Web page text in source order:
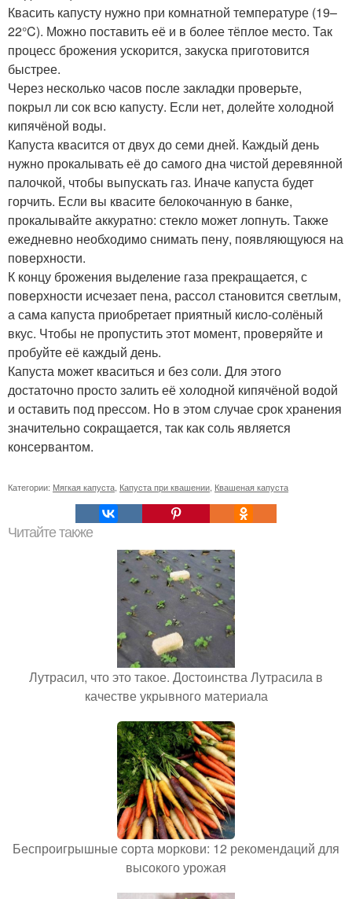
Квасить капусту нужно при комнатной температуре (19–
22°C). Можно поставить её и в более тёплое место. Так
процесс брожения ускорится, закуска приготовится
быстрее.
Через несколько часов после закладки проверьте,
покрыл ли сок всю капусту. Если нет, долейте холодной
кипячёной воды.
Капуста квасится от двух до семи дней. Каждый день
нужно прокалывать её до самого дна чистой деревянной
палочкой, чтобы выпускать газ. Иначе капуста будет
горчить. Если вы квасите белокочанную в банке,
прокалывайте аккуратно: стекло может лопнуть. Также
ежедневно необходимо снимать пену, появляющуюся на
поверхности.
К концу брожения выделение газа прекращается, с
поверхности исчезает пена, рассол становится светлым,
а сама капуста приобретает приятный кисло-солёный
вкус. Чтобы не пропустить этот момент, проверяйте и
пробуйте её каждый день.
Капуста может кваситься и без соли. Для этого
достаточно просто залить её холодной кипячёной водой
и оставить под прессом. Но в этом случае срок хранения
значительно сокращается, так как соль является
консервантом.
Категории: Мягкая капуста Капуста при квашении Квашеная капуста
Читайте также
Лутрасил, что это такое. Достоинства Лутрасила в
качестве укрывного материала
Беспроигрышные сорта моркови: 12 рекомендаций для
высокого урожая